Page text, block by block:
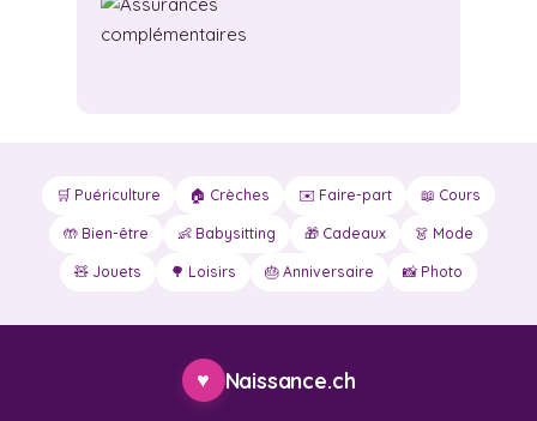
🛒 Puériculture 🏠 Crèches ✉️ Faire-part 📖 Cours
🤲 Bien-être 👶 Babysitting 🎁 Cadeaux 👗 Mode
🧸 Jouets 🌳 Loisirs 🎂 Anniversaire 📸 Photo
♥ Naissance.ch